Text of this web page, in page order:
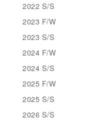
2022 S/S
2023 F/W
2023 S/S
2024 F/W
2024 S/S
2025 F/W
2025 S/S
2026 S/S